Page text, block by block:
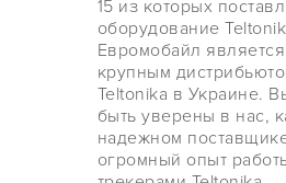
15 из которых
оборудование
Евромобайл
крупным
Teltonika в Украине.
быть уверены в нас,
надежном
огромный опыт